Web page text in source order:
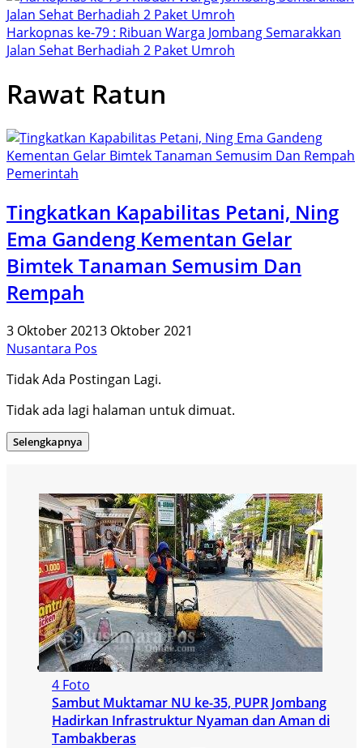
Harkopnas ke-79 : Ribuan Warga Jombang Semarakkan
Jalan Sehat Berhadiah 2 Paket Umroh
Rawat Ratun
Pemerintah
Tingkatkan Kapabilitas Petani, Ning
Ema Gandeng Kementan Gelar
Bimtek Tanaman Semusim Dan
Rempah
3 Oktober 20213 Oktober 2021
Nusantara Pos
Tidak Ada Postingan Lagi.
Tidak ada lagi halaman untuk dimuat.
Selengkapnya
4 Foto
Sambut Muktamar NU ke-35, PUPR Jombang
Hadirkan Infrastruktur Nyaman dan Aman di
Tambakberas